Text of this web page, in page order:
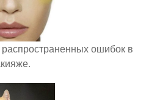
ошибок в